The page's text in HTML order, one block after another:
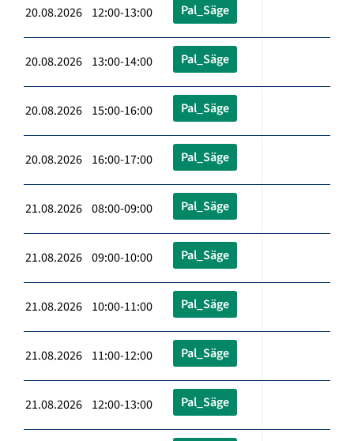
20.08.2026 12:00-13:00 Pal_Säge
20.08.2026 13:00-14:00 Pal_Säge
20.08.2026 15:00-16:00 Pal_Säge
20.08.2026 16:00-17:00 Pal_Säge
21.08.2026 08:00-09:00 Pal_Säge
21.08.2026 09:00-10:00 Pal_Säge
21.08.2026 10:00-11:00 Pal_Säge
21.08.2026 11:00-12:00 Pal_Säge
21.08.2026 12:00-13:00 Pal_Säge